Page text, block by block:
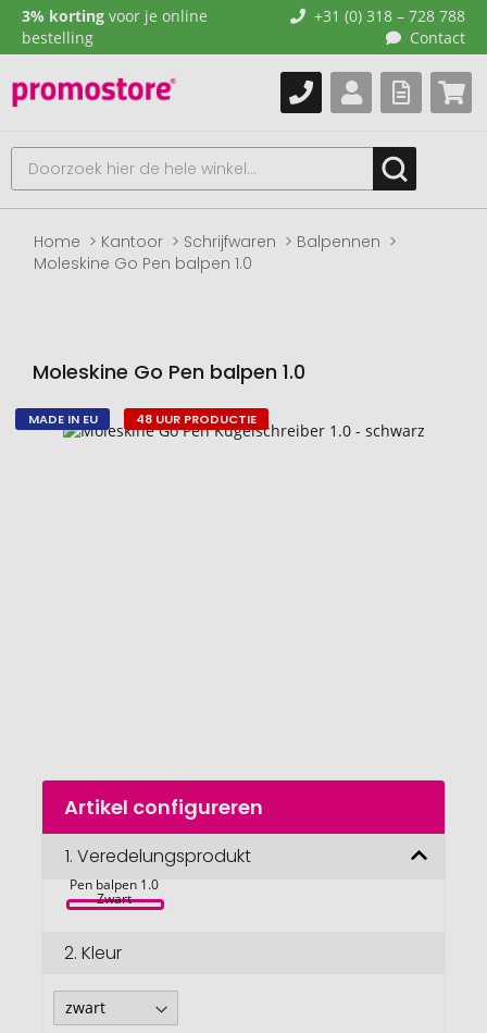
3% korting voor je online
bestelling
+31 (0) 318 – 728 788
Contact
Home Kantoor Schrijfwaren
Balpennen
Moleskine Go Pen balpen 1.0
Moleskine Go Pen balpen 1.0
Naar
Naar
begin
afbeeldingengalerij
MADE IN EU 48 UUR PRODUCTIE
Artikel configureren
1. Veredelungsprodukt
Pen balpen 1.0
Zwart
2. Kleur